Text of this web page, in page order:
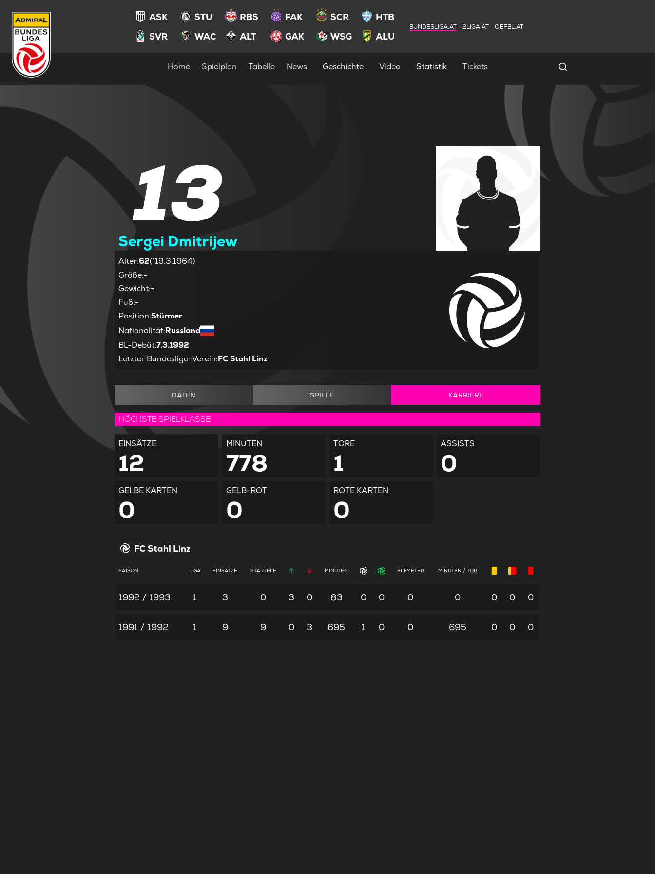
ASK STU RBS FAK SCR
HTB
SVR
WAC ALT GAK WSG ALU
BUNDESLIGA.AT 2LIGA.AT OEFBL.AT
Home Spielplan Tabelle News Geschichte Video Statistik Tickets Spielersuche
13
Sergei Dmitrijew
Alter:62(*19.3.1964)
Größe:-
Gewicht:-
Fuß:-
Position:Stürmer
Nationalität:Russland
BL-Debüt:7.3.1992
Letzter Bundesliga-Verein:FC Stahl Linz
DATEN SPIELE KARRIERE
HÖCHSTE SPIELKLASSE
EINSÄTZE
12
MINUTEN
778
TORE
1
ASSISTS
0
GELBE KARTEN
0
GELB-ROT
0
ROTE KARTEN
0
FC Stahl Linz
SAISON LIGA EINSÄTZE STARTELF MINUTEN ELFMETER MINUTEN / TOR
1992 / 1993 1 3 0 3 0 83 0 0 0 0 0 0 0
1991 / 1992 1 9 9 0 3 695 1 0 0 695 0 0 0